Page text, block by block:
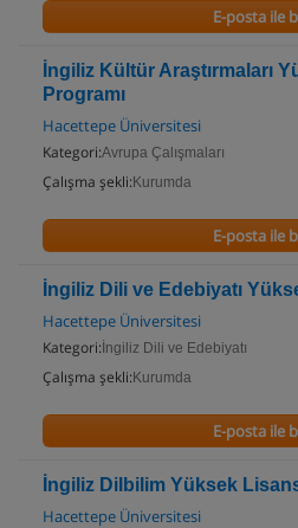
E-posta ile
İngiliz Kültür Araştırmaları
Programı
Hacettepe Üniversitesi
Kategori:Avrupa Çalışmaları
Çalışma şekli: Kurumda
E-posta ile
İngiliz Dili ve Edebiyatı
Hacettepe Üniversitesi
Kategori: İngiliz Dili ve Edebiyatı
Çalışma şekli: Kurumda
E-posta ile
İngiliz Dilbilim Yüksek
Hacettepe Üniversitesi